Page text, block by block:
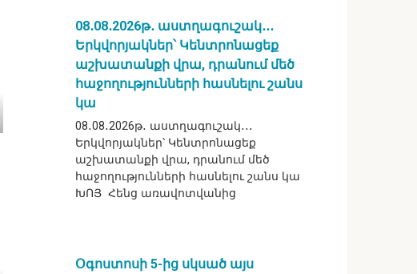
08․08․2026թ․ աստղագուշակ․․․
Երկվորյակներ՝ Կենտրոնացեք
աշխատանքի վրա, դրանում մեծ
հաջողությունների հասնելու շանս
կա
08․08․2026թ․ աստղագուշակ․․․
Երկվորյակներ՝ Կենտրոնացեք
աշխատանքի վրա, դրանում մեծ
հաջողությունների հասնելու շանս կա
ԽՈՅ Հենց առավոտվանից
Օգոստոսի 5-ից սկսած այս